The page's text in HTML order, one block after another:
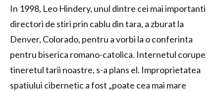
In 1998, Leo Hindery, unul dintre cei mai importanti
directori de stiri prin cablu din tara, a zburat la
Denver, Colorado, pentru a vorbi la o conferinta
pentru biserica romano-catolica. Internetul corupe
tineretul tarii noastre, s-a plans el. Improprietatea
spatiului cibernetic a fost „poate cea mai mare